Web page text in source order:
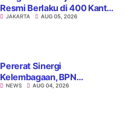
Resmi Berlaku di 400 Kantor
Pertanahan, ATR/BPN Jamin
JAKARTA AUG 05, 2026
Pererat Sinergi
Kelembagaan, BPN
Kabupaten Soppeng dan
NEWS AUG 04, 2026